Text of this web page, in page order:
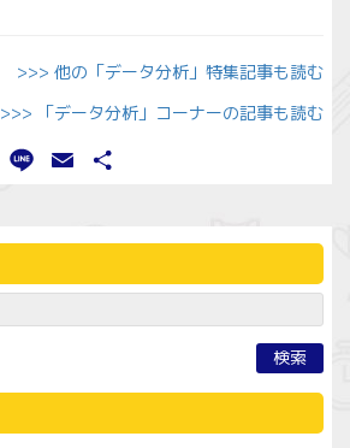
>>> 他の「データ分析」特集記事も読む
>>> 「データ分析」コーナーの記事も読む
Pinterest
Line Email
検索